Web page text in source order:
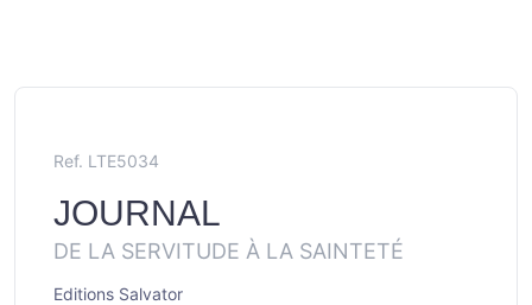
Ref. LTE5034
JOURNAL
DE LA SERVITUDE À LA SAINTETÉ
Editions Salvator